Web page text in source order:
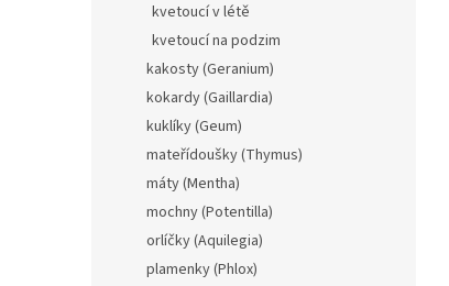
kvetoucí v létě
kvetoucí na podzim
kakosty (Geranium)
kokardy (Gaillardia)
kuklíky (Geum)
mateřídoušky (Thymus)
máty (Mentha)
mochny (Potentilla)
orlíčky (Aquilegia)
plamenky (Phlox)